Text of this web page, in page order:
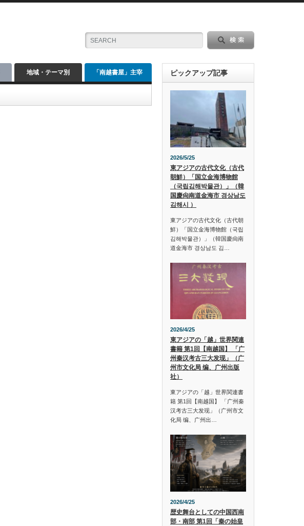
地域・テーマ別 「南越書屋」主宰 ピックアップ記事
2026/5/25
東アジアの古代文化（古代
朝鮮）「国立金海博物館
（국립김해박물관）」（韓
国慶尙南道金海市 경상남도
김해시 ）
東アジアの古代文化（古代朝
鮮）「国立金海博物館（국립
김해박물관）」（韓国慶尙南
道金海市 경상남도 김…
2026/4/25
東アジアの「越」世界関連
書籍 第1回【南越国】 「广
州秦汉考古三大发现」（广
州市文化局 编、广州出版
社）
東アジアの「越」世界関連書
籍 第1回【南越国】 「广州秦
汉考古三大发现」（广州市文
化局 编、广州出…
2026/4/25
歴史舞台としての中国西南
部・南部 第1回「秦の始皇